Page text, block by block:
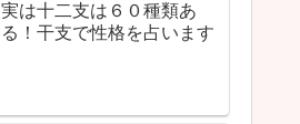
実は十二支は６０種類あ
る！干支で性格を占います